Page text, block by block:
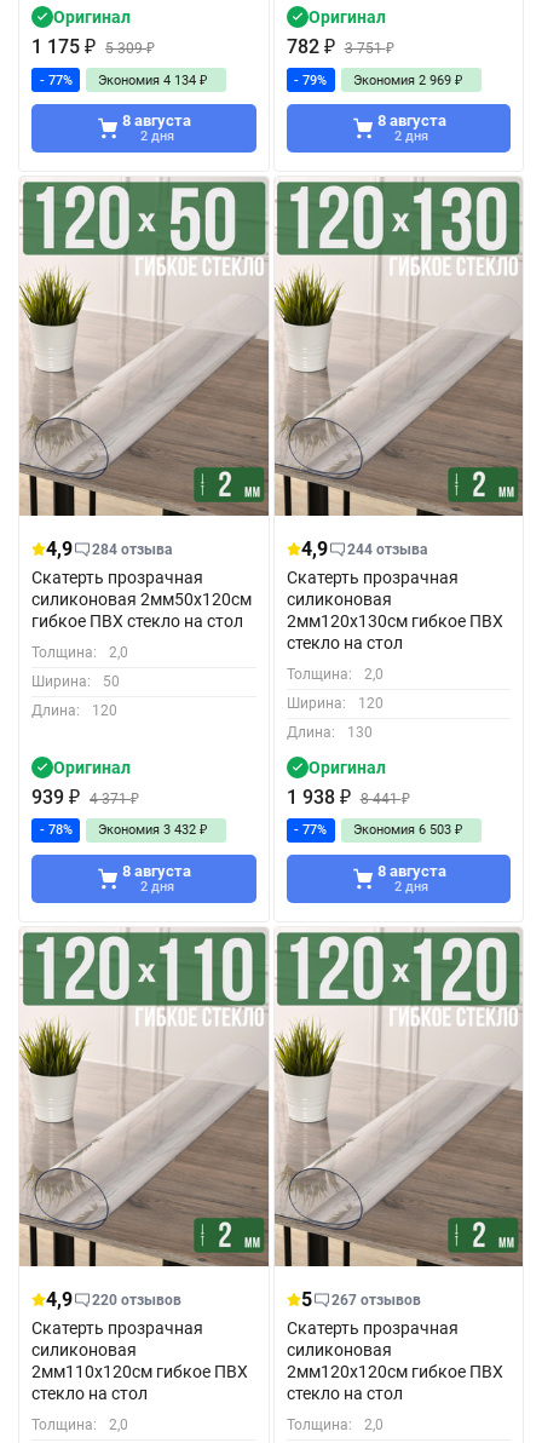
Оригинал
1 175 ₽ 5 309₽
- 77% Экономия 4 134 ₽
8 августа
2 дня
Оригинал
782 ₽ 3 751₽
- 79% Экономия 2 969 ₽
8 августа
2 дня
4,9 284 отзыва
Скатерть прозрачная
силиконовая 2мм50x120см
гибкое ПВХ стекло на стол
Толщина:
2,0
Ширина:
50
Длина:
120
Оригинал
939 ₽ 4 371₽
- 78% Экономия 3 432 ₽
8 августа
2 дня
4,9 244 отзыва
Скатерть прозрачная
силиконовая
2мм120x130см гибкое ПВХ
стекло на стол
Толщина:
2,0
Ширина:
120
Длина:
130
Оригинал
1 938 ₽ 8 441₽
- 77% Экономия 6 503 ₽
8 августа
2 дня
4,9 220 отзывов
Скатерть прозрачная
силиконовая
2мм110x120см гибкое ПВХ
стекло на стол
Толщина:
2,0
5 267 отзывов
Скатерть прозрачная
силиконовая
2мм120x120см гибкое ПВХ
стекло на стол
Толщина:
2,0